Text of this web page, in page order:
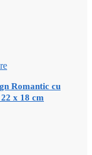
Romantic cu
x 18 cm